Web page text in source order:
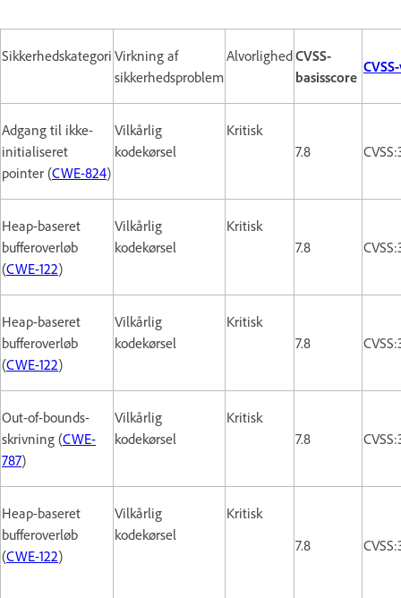
Sikkerhedskategori Virkning af
sikkerhedsproblem
AlvorlighedCVSS-
basisscore
Adgang til ikke-
initialiseret
pointer (CWE-824)
Vilkårlig
kodekørsel
Kritisk
7.8
Heap-baseret
bufferoverløb
(CWE-122)
Vilkårlig
kodekørsel
Kritisk
7.8
Heap-baseret
bufferoverløb
(CWE-122)
Vilkårlig
kodekørsel
Kritisk
7.8
Out-of-bounds-
skrivning (CWE-
787)
Vilkårlig
kodekørsel
Kritisk
7.8
Heap-baseret
bufferoverløb
(CWE-122)
Vilkårlig
kodekørsel
Kritisk
7.8